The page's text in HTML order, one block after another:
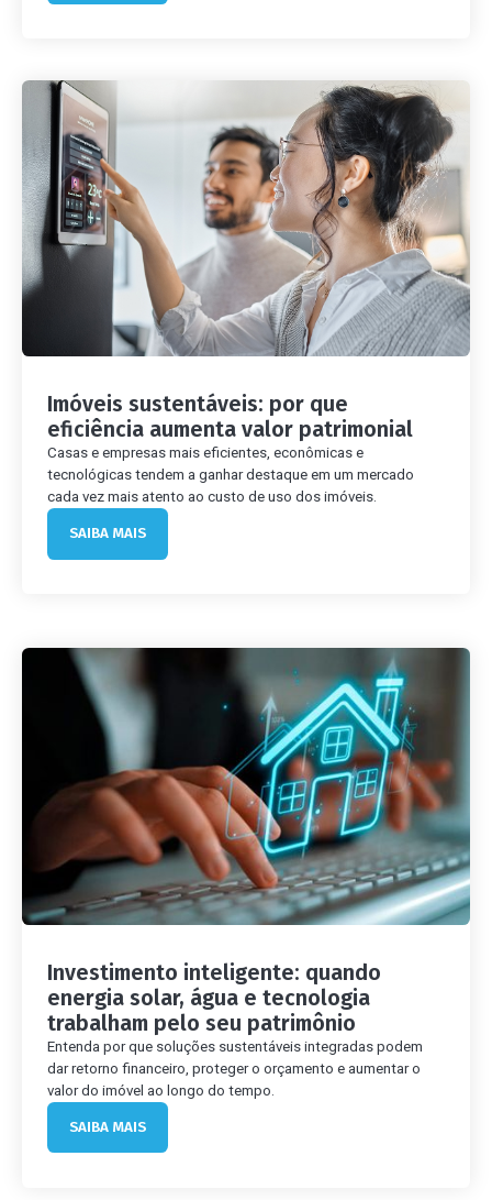
Imóveis sustentáveis: por que
eficiência aumenta valor patrimonial
Casas e empresas mais eficientes, econômicas e
tecnológicas tendem a ganhar destaque em um mercado
cada vez mais atento ao custo de uso dos imóveis.
SAIBA MAIS
Investimento inteligente: quando
energia solar, água e tecnologia
trabalham pelo seu patrimônio
Entenda por que soluções sustentáveis integradas podem
dar retorno financeiro, proteger o orçamento e aumentar o
valor do imóvel ao longo do tempo.
SAIBA MAIS